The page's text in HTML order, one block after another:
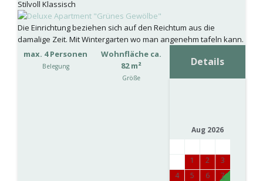
Stilvoll Klassisch
Die Einrichtung beziehen sich auf den Reichtum aus die
damalige Zeit. Mit Wintergarten wo man angenehm tafeln kann.
max. 4 Personen
Belegung
Wohnfläche ca.
82 m²
Größe
Details
Aug 2026
1 2
3
4
5 6
7